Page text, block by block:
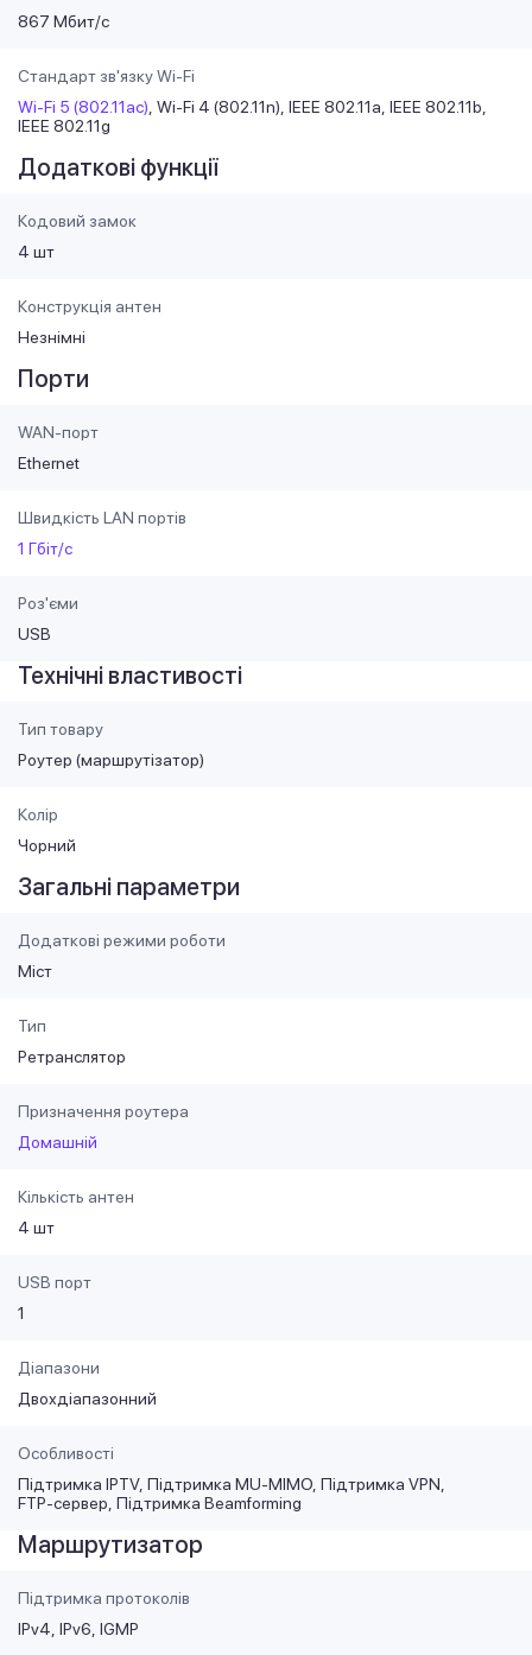
867 Мбит/с
Стандарт зв'язку Wi-Fi
Wi-Fi 5 (802.11ac) Wi-Fi 4 (802.11n) IEEE 802.11a IEEE 802.11b
IEEE 802.11g
Додаткові функції
Кодовий замок
4 шт
Конструкція антен
Незнімні
Порти
WAN-порт
Ethernet
Швидкість LAN портів
1 Гбіт/с
Роз'єми
USB
Технічні властивості
Тип товару
Роутер (маршрутiзатор)
Колір
Чорний
Загальні параметри
Додаткові режими роботи
Міст
Тип
Ретранслятор
Призначення роутера
Домашній
Кількість антен
4 шт
USB порт
1
Діапазони
Двохдіапазонний
Особливості
Підтримка IPTV Підтримка MU-MIMO Підтримка VPN
FTP-сервер Підтримка Beamforming
Маршрутизатор
Підтримка протоколів
IPv4 IPv6 IGMP